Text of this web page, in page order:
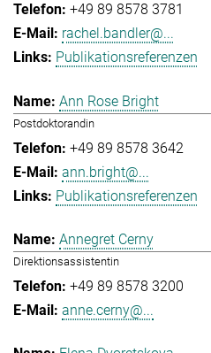
+49 89 8578 3781
rachel.bandler@...
Publikationsreferenzen
Ann Rose Bright
Postdoktorandin
+49 89 8578 3642
ann.bright@...
Publikationsreferenzen
Annegret Cerny
Direktionsassistentin
+49 89 8578 3200
anne.cerny@...